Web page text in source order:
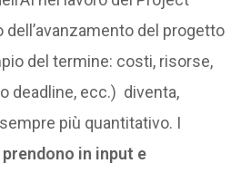
del progetto
del termine: costi, risorse,
deadline, ecc.) diventa,
più quantitativo. I
prendono in input e